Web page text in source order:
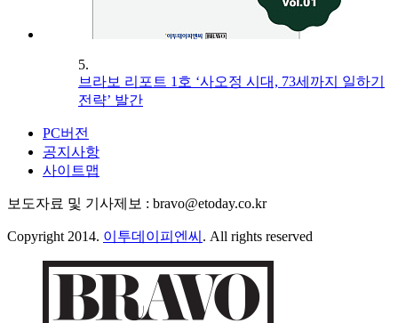
5.
브라보 리포트 1호 ‘사오정 시대, 73세까지 일하기
전략’ 발간
PC버전
공지사항
사이트맵
보도자료 및 기사제보 : bravo@etoday.co.kr
Copyright 2014. 이투데이피엔씨 . All rights reserved